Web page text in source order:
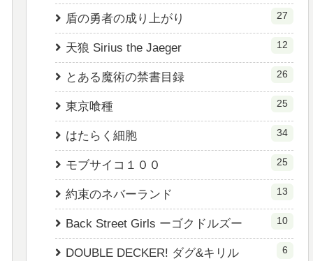
盾の勇者の成り上がり 27
天狼 Sirius the Jaeger 12
とある魔術の禁書目録 26
東京喰種 25
はたらく細胞 34
モブサイコ１００ 25
約束のネバーランド 13
Back Street Girls ーゴクドルズー 10
DOUBLE DECKER! ダグ&キリル 6